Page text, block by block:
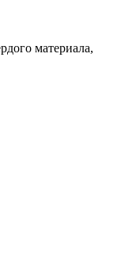
материала,